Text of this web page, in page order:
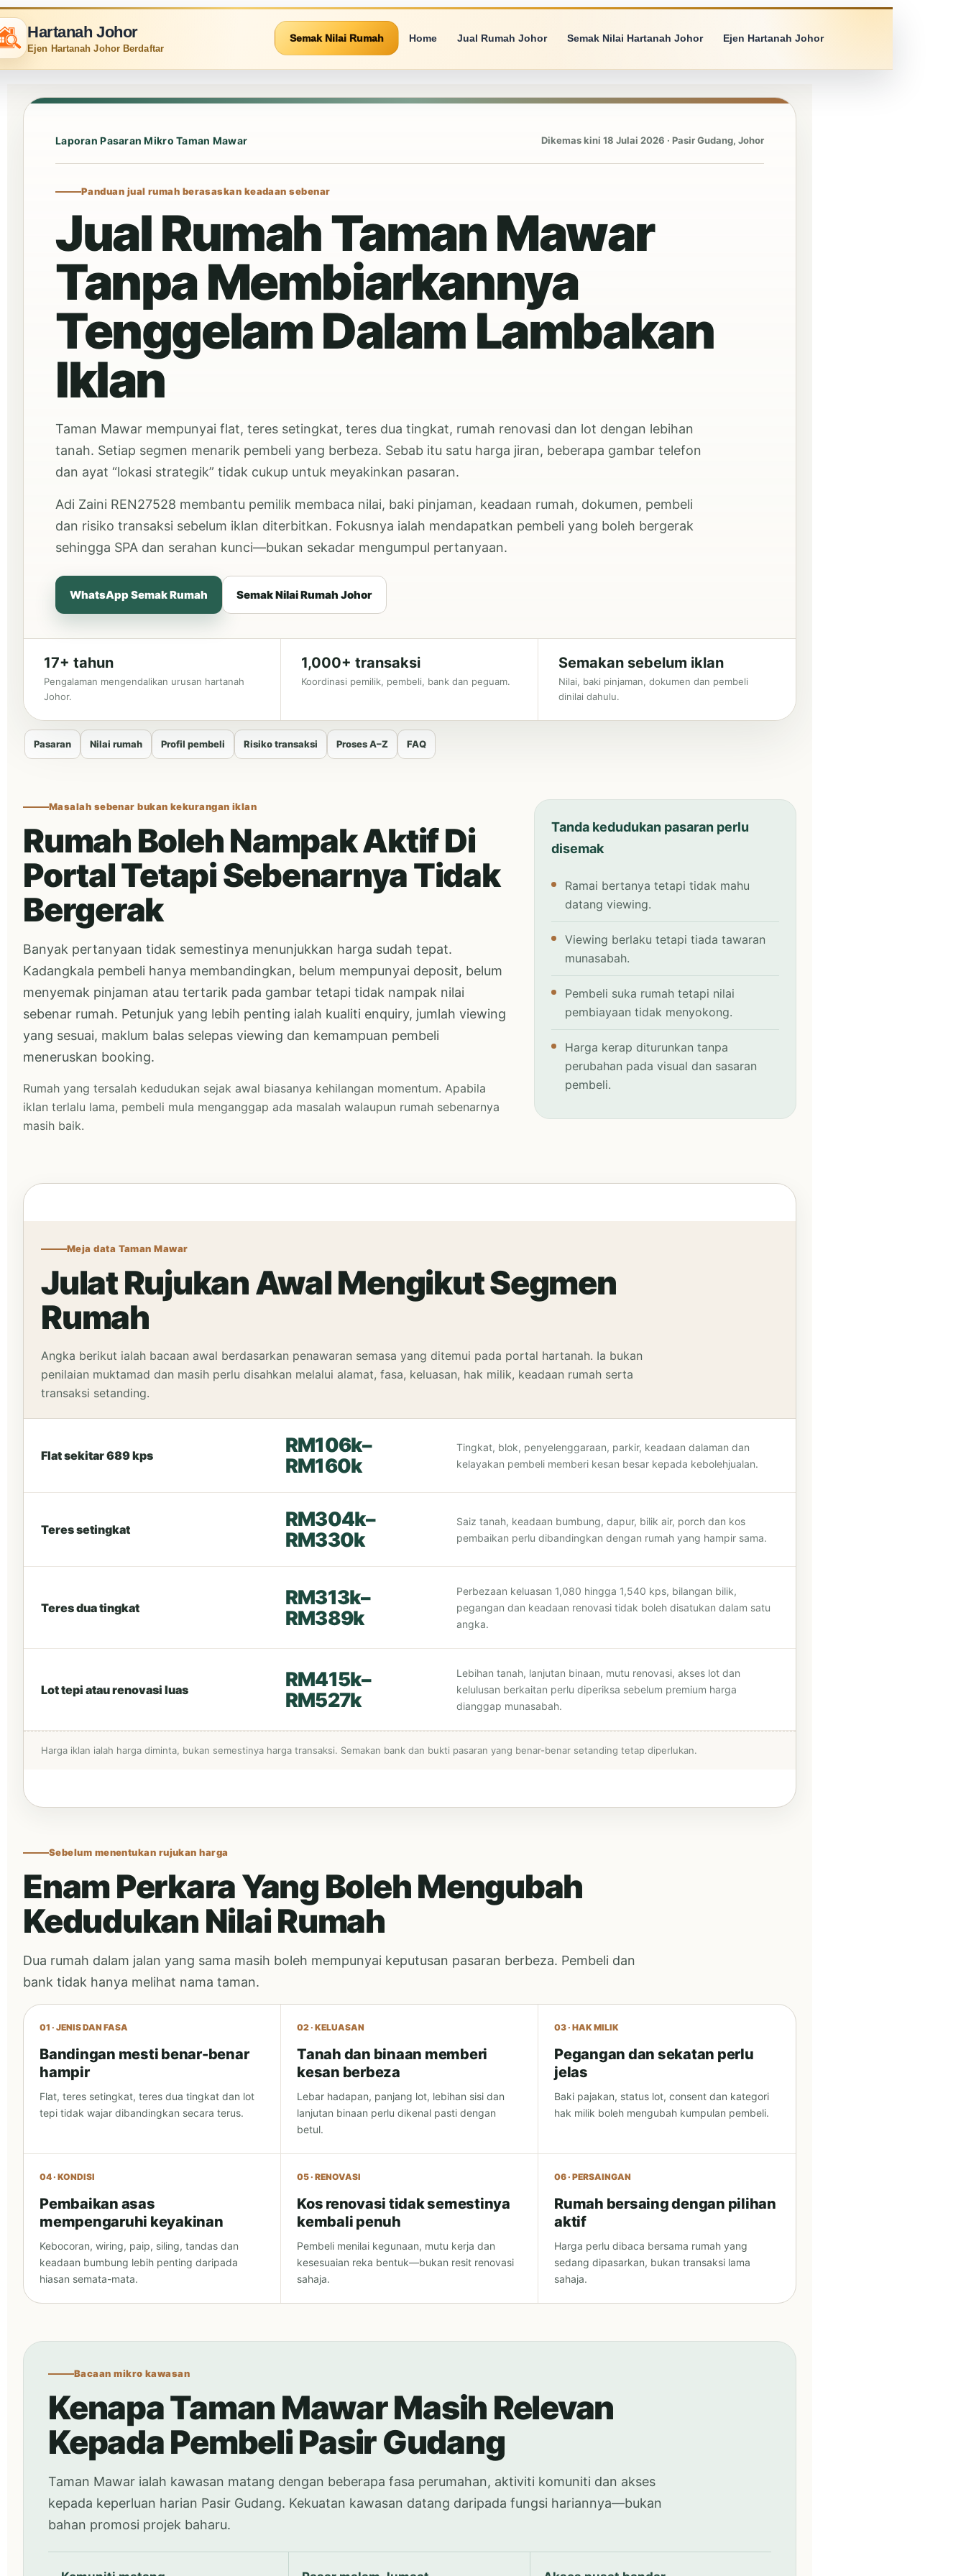
Hartanah Johor
Ejen Hartanah Johor Berdaftar
Semak Nilai Rumah Home Jual Rumah Johor Semak Nilai Hartanah Johor Ejen Hartanah Johor
Laporan Pasaran Mikro Taman Mawar Dikemas kini 18 Julai 2026 · Pasir Gudang, Johor
Panduan jual rumah berasaskan keadaan sebenar
Jual Rumah Taman Mawar
Tanpa Membiarkannya
Tenggelam Dalam Lambakan
Iklan
Taman Mawar mempunyai flat, teres setingkat, teres dua tingkat, rumah renovasi dan lot dengan lebihan
tanah. Setiap segmen menarik pembeli yang berbeza. Sebab itu satu harga jiran, beberapa gambar telefon
dan ayat “lokasi strategik” tidak cukup untuk meyakinkan pasaran.
Adi Zaini REN27528 membantu pemilik membaca nilai, baki pinjaman, keadaan rumah, dokumen, pembeli
dan risiko transaksi sebelum iklan diterbitkan. Fokusnya ialah mendapatkan pembeli yang boleh bergerak
sehingga SPA dan serahan kunci—bukan sekadar mengumpul pertanyaan.
WhatsApp Semak Rumah Semak Nilai Rumah Johor
17+ tahun
Pengalaman mengendalikan urusan hartanah
Johor.
1,000+ transaksi
Koordinasi pemilik, pembeli, bank dan peguam.
Semakan sebelum iklan
Nilai, baki pinjaman, dokumen dan pembeli
dinilai dahulu.
Pasaran Nilai rumah Profil pembeli Risiko transaksi Proses A–Z FAQ
Masalah sebenar bukan kekurangan iklan
Rumah Boleh Nampak Aktif Di
Portal Tetapi Sebenarnya Tidak
Bergerak
Banyak pertanyaan tidak semestinya menunjukkan harga sudah tepat.
Kadangkala pembeli hanya membandingkan, belum mempunyai deposit, belum
menyemak pinjaman atau tertarik pada gambar tetapi tidak nampak nilai
sebenar rumah. Petunjuk yang lebih penting ialah kualiti enquiry, jumlah viewing
yang sesuai, maklum balas selepas viewing dan kemampuan pembeli
meneruskan booking.
Rumah yang tersalah kedudukan sejak awal biasanya kehilangan momentum. Apabila
iklan terlalu lama, pembeli mula menganggap ada masalah walaupun rumah sebenarnya
masih baik.
Tanda kedudukan pasaran perlu
disemak
Ramai bertanya tetapi tidak mahu
datang viewing.
Viewing berlaku tetapi tiada tawaran
munasabah.
Pembeli suka rumah tetapi nilai
pembiayaan tidak menyokong.
Harga kerap diturunkan tanpa
perubahan pada visual dan sasaran
pembeli.
Meja data Taman Mawar
Julat Rujukan Awal Mengikut Segmen
Rumah
Angka berikut ialah bacaan awal berdasarkan penawaran semasa yang ditemui pada portal hartanah. Ia bukan
penilaian muktamad dan masih perlu disahkan melalui alamat, fasa, keluasan, hak milik, keadaan rumah serta
transaksi setanding.
Flat sekitar 689 kps
RM106k–
RM160k
Tingkat, blok, penyelenggaraan, parkir, keadaan dalaman dan
kelayakan pembeli memberi kesan besar kepada kebolehjualan.
Teres setingkat
RM304k–
RM330k
Saiz tanah, keadaan bumbung, dapur, bilik air, porch dan kos
pembaikan perlu dibandingkan dengan rumah yang hampir sama.
Teres dua tingkat
RM313k–
RM389k
Perbezaan keluasan 1,080 hingga 1,540 kps, bilangan bilik,
pegangan dan keadaan renovasi tidak boleh disatukan dalam satu
angka.
Lot tepi atau renovasi luas
RM415k–
RM527k
Lebihan tanah, lanjutan binaan, mutu renovasi, akses lot dan
kelulusan berkaitan perlu diperiksa sebelum premium harga
dianggap munasabah.
Harga iklan ialah harga diminta, bukan semestinya harga transaksi. Semakan bank dan bukti pasaran yang benar-benar setanding tetap diperlukan.
Sebelum menentukan rujukan harga
Enam Perkara Yang Boleh Mengubah
Kedudukan Nilai Rumah
Dua rumah dalam jalan yang sama masih boleh mempunyai keputusan pasaran berbeza. Pembeli dan
bank tidak hanya melihat nama taman.
01 · JENIS DAN FASA
Bandingan mesti benar-benar
hampir
Flat, teres setingkat, teres dua tingkat dan lot
tepi tidak wajar dibandingkan secara terus.
02 · KELUASAN
Tanah dan binaan memberi
kesan berbeza
Lebar hadapan, panjang lot, lebihan sisi dan
lanjutan binaan perlu dikenal pasti dengan
betul.
03 · HAK MILIK
Pegangan dan sekatan perlu
jelas
Baki pajakan, status lot, consent dan kategori
hak milik boleh mengubah kumpulan pembeli.
04 · KONDISI
Pembaikan asas
mempengaruhi keyakinan
Kebocoran, wiring, paip, siling, tandas dan
keadaan bumbung lebih penting daripada
hiasan semata-mata.
05 · RENOVASI
Kos renovasi tidak semestinya
kembali penuh
Pembeli menilai kegunaan, mutu kerja dan
kesesuaian reka bentuk—bukan resit renovasi
sahaja.
06 · PERSAINGAN
Rumah bersaing dengan pilihan
aktif
Harga perlu dibaca bersama rumah yang
sedang dipasarkan, bukan transaksi lama
sahaja.
Bacaan mikro kawasan
Kenapa Taman Mawar Masih Relevan
Kepada Pembeli Pasir Gudang
Taman Mawar ialah kawasan matang dengan beberapa fasa perumahan, aktiviti komuniti dan akses
kepada keperluan harian Pasir Gudang. Kekuatan kawasan datang daripada fungsi hariannya—bukan
bahan promosi projek baharu.